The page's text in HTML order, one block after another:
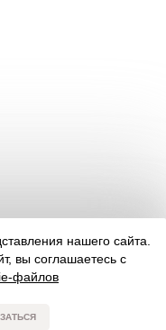
нашего сайта.
вы соглашаетесь с
файлов